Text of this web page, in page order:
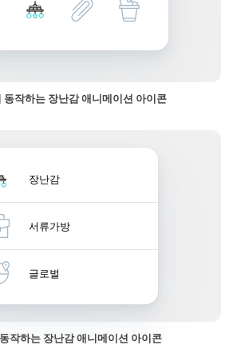
동작하는 장난감 애니메이션 아이콘
장난감
서류가방
글로벌
작하는 장난감 애니메이션 아이콘